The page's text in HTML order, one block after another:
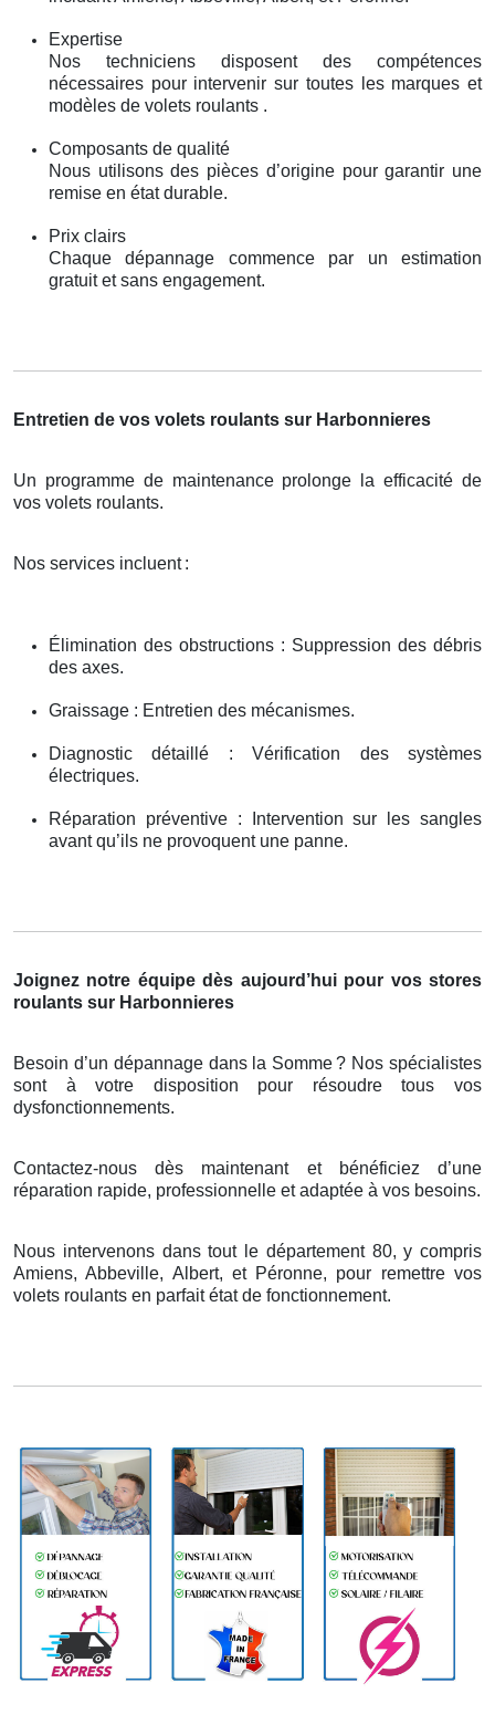
Expertise
Nos techniciens disposent des compétences
nécessaires pour intervenir sur toutes les marques et
modèles de volets roulants .
Composants de qualité
Nous utilisons des pièces d’origine pour garantir une
remise en état durable.
Prix clairs
Chaque dépannage commence par un estimation
gratuit et sans engagement.
Entretien de vos volets roulants sur Harbonnieres
Un programme de maintenance prolonge la efficacité de
vos volets roulants.
Nos services incluent :
Élimination des obstructions : Suppression des débris
des axes.
Graissage : Entretien des mécanismes.
Diagnostic détaillé : Vérification des systèmes
électriques.
Réparation préventive : Intervention sur les sangles
avant qu’ils ne provoquent une panne.
Joignez notre équipe dès aujourd’hui pour vos stores
roulants sur Harbonnieres
Besoin d’un dépannage dans la Somme? Nos spécialistes
sont à votre disposition pour résoudre tous vos
dysfonctionnements.
Contactez-nous dès maintenant et bénéficiez d’une
réparation rapide, professionnelle et adaptée à vos besoins.
Nous intervenons dans tout le département 80, y compris
Amiens, Abbeville, Albert, et Péronne, pour remettre vos
volets roulants en parfait état de fonctionnement.